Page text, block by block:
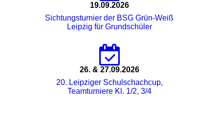
19.09.2026
Sichtungsturnier der BSG Grün-Weiß
Leipzig für Grundschüler
26. & 27.09.2026
20. Leipziger Schulschachcup,
Teamturniere Kl. 1/2, 3/4